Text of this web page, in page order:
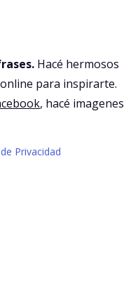
Hacé hermosos
para inspirarte.
, hacé imagenes
Privacidad